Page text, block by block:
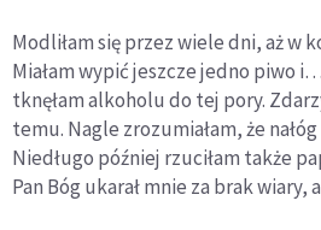
Modliłam się przez wiele dni, aż w
Miałam wypić jeszcze jedno piwo
tknęłam alkoholu do tej pory.
temu. Nagle zrozumiałam, że
Niedługo później rzuciłam także
Pan Bóg ukarał mnie za brak wiary,